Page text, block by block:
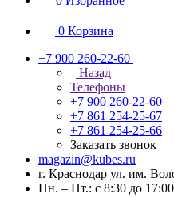
0 Корзина
+7 900 260-22-60
Назад
Телефоны
+7 900 260-22-60
+7 861 254-25-67
+7 861 254-25-66
Заказать звонок
magazin@kubes.ru
г. Краснодар ул. им.
Пн. – Пт.: с 8:30 до 17:00